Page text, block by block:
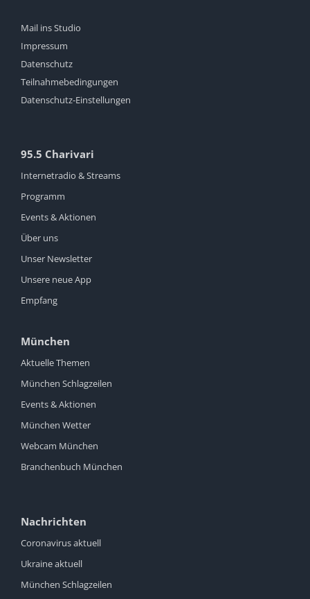
Mail ins Studio
Impressum
Datenschutz
Teilnahmebedingungen
Datenschutz-Einstellungen
95.5 Charivari
Internetradio & Streams
Programm
Events & Aktionen
Über uns
Unser Newsletter
Unsere neue App
Empfang
München
Aktuelle Themen
München Schlagzeilen
Events & Aktionen
München Wetter
Webcam München
Branchenbuch München
Nachrichten
Coronavirus aktuell
Ukraine aktuell
München Schlagzeilen